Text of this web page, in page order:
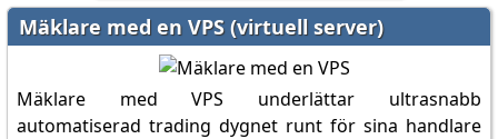
Mäklare med en VPS (virtuell server)
Mäklare med VPS underlättar ultrasnabb
automatiserad trading dygnet runt för sina handlare